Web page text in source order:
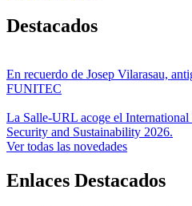
Destacados
En recuerdo de Josep Vilarasau,
FUNITEC
La Salle-URL acoge el
Security and Sustainability 2026.
Ver todas las novedades
Enlaces Destacados